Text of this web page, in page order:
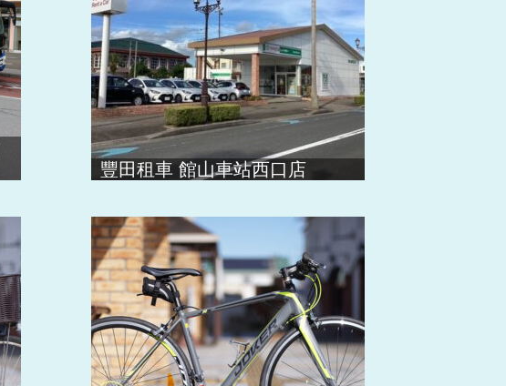
豐田租車 館山車站西口店